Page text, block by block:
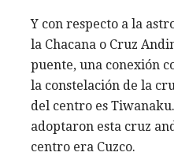
Y con respecto a la
la Chacana o Cruz
puente, una conexión
la constelación de la
del centro es
adoptaron esta cruz
centro era Cuzco.